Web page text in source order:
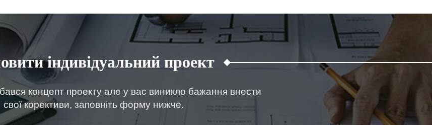
індивідуальний проект
концепт проекту але у вас виникло бажання внести
свої корективи, заповніть форму нижче.